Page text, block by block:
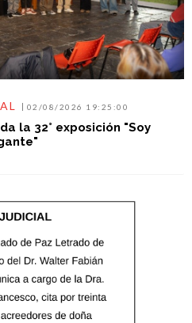
02/08/2026 19:25:00
la 32° exposición "Soy